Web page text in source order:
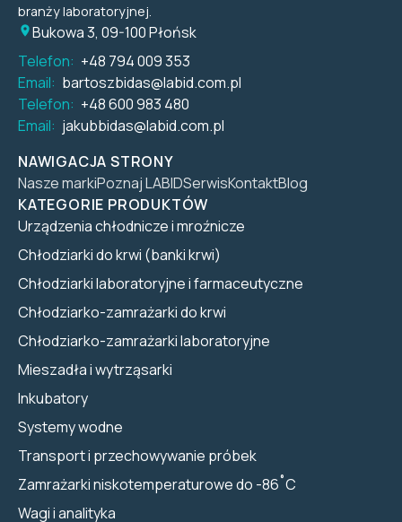
branży laboratoryjnej.
Bukowa 3, 09-100 Płońsk
Telefon: +48 794 009 353
Email: bartoszbidas@labid.com.pl
Telefon: +48 600 983 480
Email: jakubbidas@labid.com.pl
NAWIGACJA STRONY
Nasze markiPoznaj LABIDSerwisKontaktBlog
KATEGORIE PRODUKTÓW
Urządzenia chłodnicze i mroźnicze
Chłodziarki do krwi (banki krwi)
Chłodziarki laboratoryjne i farmaceutyczne
Chłodziarko-zamrażarki do krwi
Chłodziarko-zamrażarki laboratoryjne
Mieszadła i wytrząsarki
Inkubatory
Systemy wodne
Transport i przechowywanie próbek
Zamrażarki niskotemperaturowe do -86˚C
Wagi i analityka